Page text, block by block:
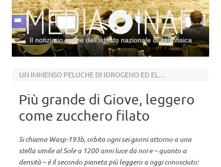
Il notiziario online dell’Istituto nazionale di astrofisica
UN IMMENSO PELUCHE DI IDROGENO ED ELIO
Più grande di Giove, leggero
come zucchero filato
Si chiama Wasp-193b, orbita ogni sei giorni attorno a una
stella simile al Sole a 1200 anni luce da noi e – quanto a
densità – è il secondo pianeta più leggero a oggi conosciuto: